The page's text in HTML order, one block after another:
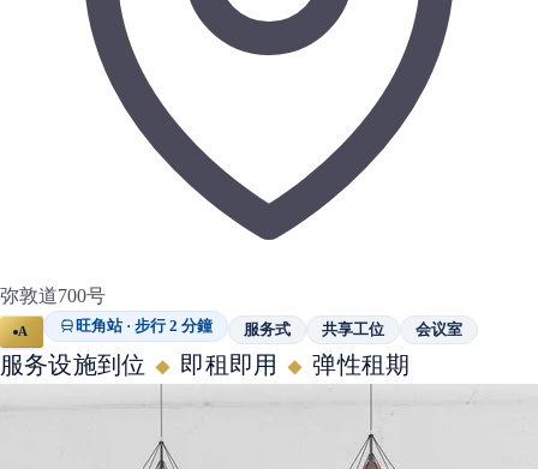
弥敦道700号
A 旺角站 · 步行 2 分鐘 服务式 共享工位 会议室
服务设施到位 ◆ 即租即用 ◆ 弹性租期